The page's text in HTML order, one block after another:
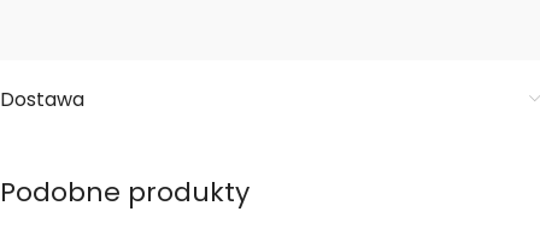
Dostawa
Podobne produkty